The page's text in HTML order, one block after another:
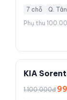
7 chỗ
Q.
Phụ thu
KIA
1.100.000đ